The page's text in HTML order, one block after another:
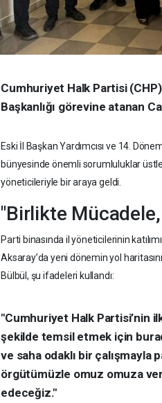
Cumhuriyet Halk Partisi
Başkanlığı görevine atanan
Eski İl Başkan Yardımcısı ve 14.
bünyesinde önemli sorumluluklar
yöneticileriyle bir araya geldi.
"Birlikte
Parti binasında il yöneticilerinin
Aksaray’da yeni dönemin yol
Bülbül, şu ifadeleri kullandı:
"Cumhuriyet Halk Partisi’nin
şekilde temsil etmek için
ve saha odaklı bir
örgütümüzle omuz omuza
edeceğiz."